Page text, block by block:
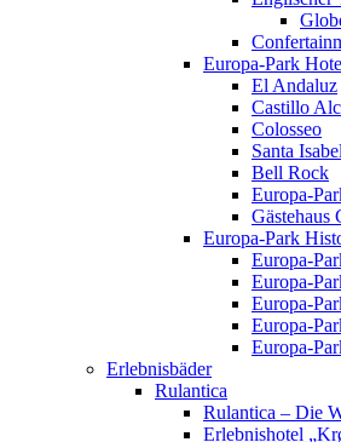
Europa-Park
El Andaluz
Castillo
Colosseo
Santa Isabel
Bell Rock
Europa-
Gästehaus
Europa-Park
Europa-
Europa-
Europa-
Europa-
Europa-
Erlebnisbäder
Rulantica
Rulantica – Die
Erlebnishotel